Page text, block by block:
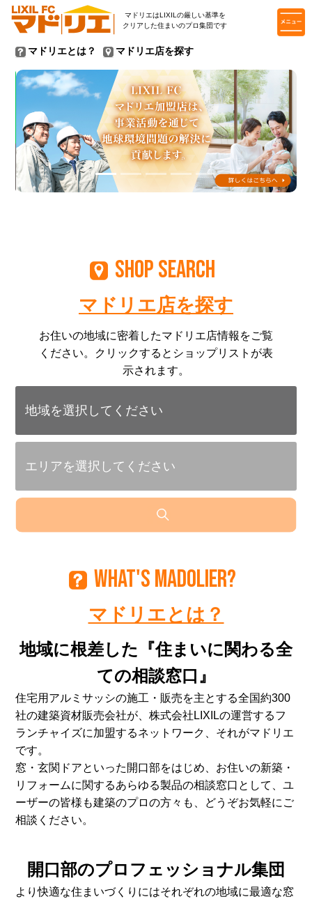
マドリエはLIXILの厳しい基準を
クリアした住まいのプロ集団です
マドリエとは？ マドリエ店を探す
SHOP SEARCH
マドリエ店を探す
お住いの地域に密着したマドリエ店情報をご覧
ください。クリックするとショップリストが表
示されます。
WHAT'S MADOLIER?
マドリエとは？
地域に根差した『住まいに関わる全
ての相談窓口』
住宅用アルミサッシの施工・販売を主とする全国約300
社の建築資材販売会社が、株式会社LIXILの運営するフ
ランチャイズに加盟するネットワーク、それがマドリエ
です。
窓・玄関ドアといった開口部をはじめ、お住いの新築・
リフォームに関するあらゆる製品の相談窓口として、ユ
ーザーの皆様も建築のプロの方々も、どうぞお気軽にご
相談ください。
開口部のプロフェッショナル集団
より快適な住まいづくりにはそれぞれの地域に最適な窓